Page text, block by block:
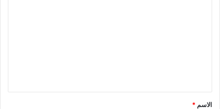
*
الاسم *